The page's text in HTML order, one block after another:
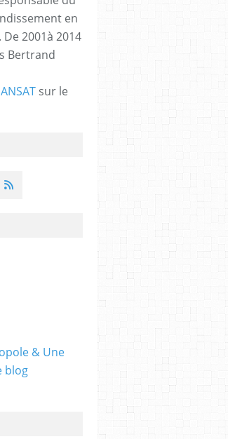
en
2001à 2014
Bertrand
sur le
& Une
blog